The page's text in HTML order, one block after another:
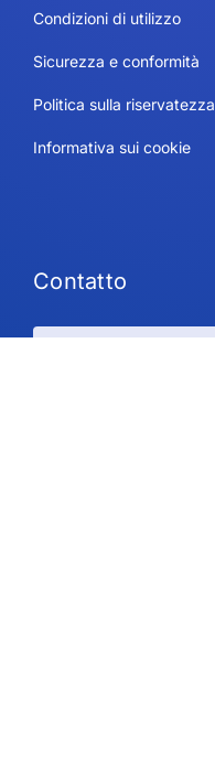
Condizioni di utilizzo
Sicurezza e conformità
Politica sulla riservatezza
Informativa sui cookie
Contatto